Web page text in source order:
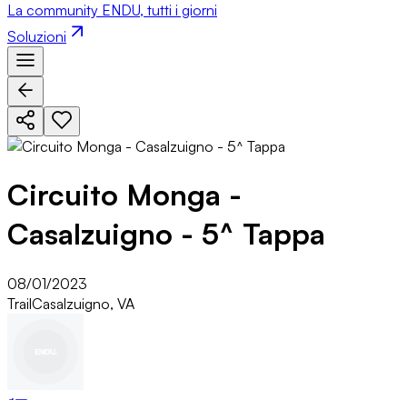
La community ENDU, tutti i giorni
Soluzioni
Circuito Monga -
Casalzuigno - 5^ Tappa
08/01/2023
TrailCasalzuigno, VA